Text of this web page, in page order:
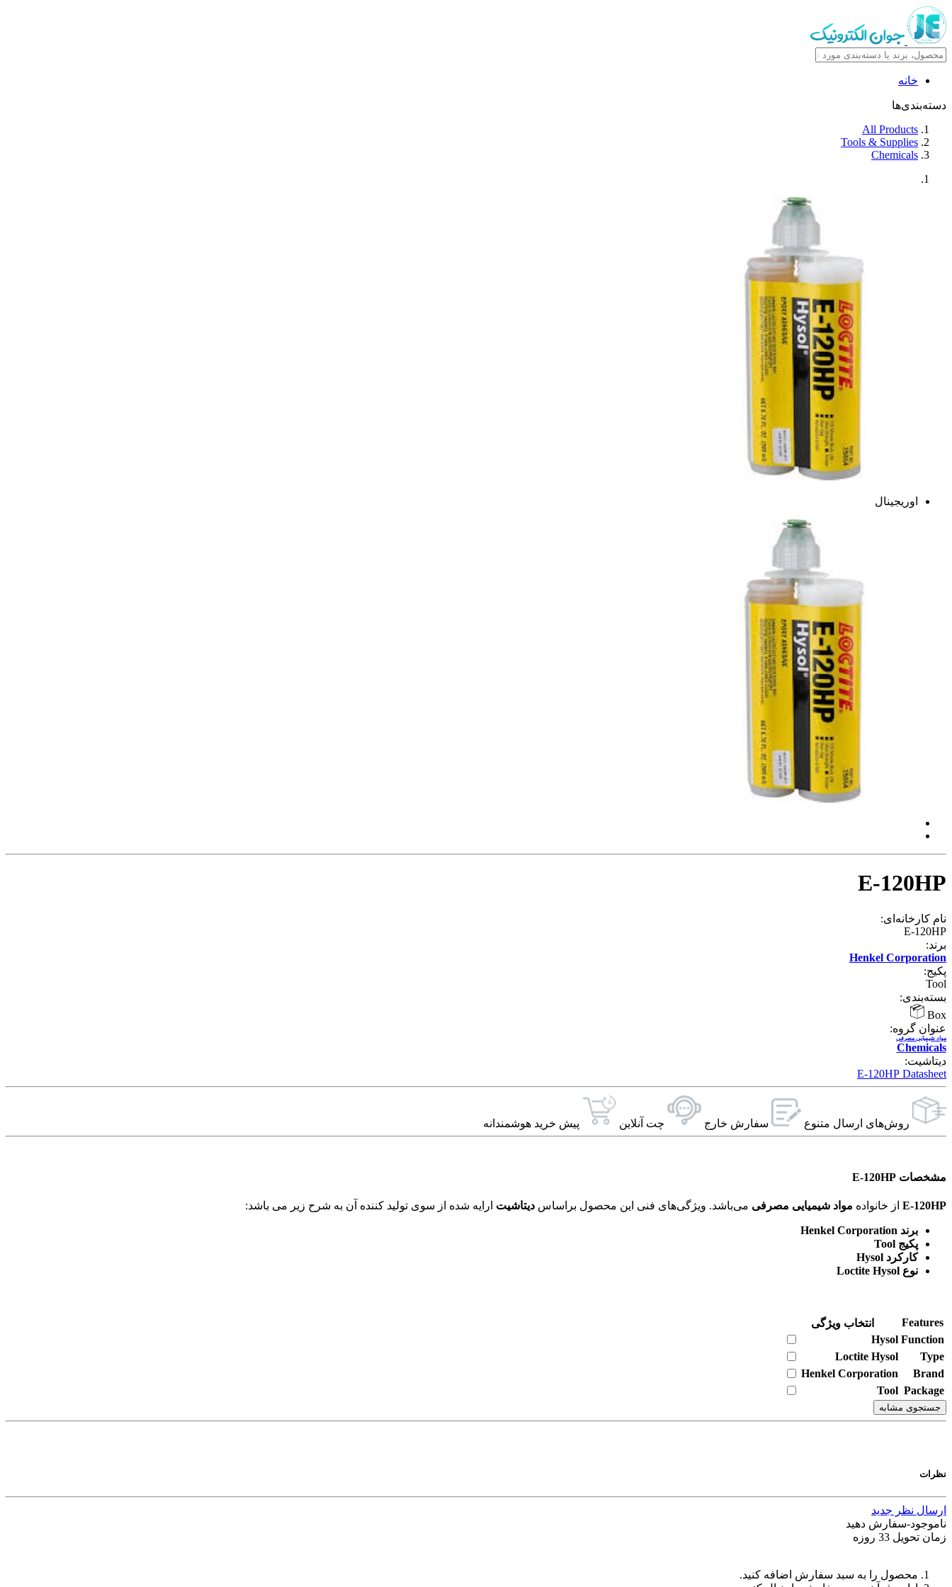
خانه
دسته‌بندی‌ها
All Products
Tools & Supplies
Chemicals
اوریجینال
E-120HP
نام کارخانه‌ای:
E-120HP
برند:
Henkel Corporation
پکیج:
Tool
بسته‌بندی:
Box
عنوان گروه:
Chemicals
مواد شیمیایی مصرفی
دیتاشیت:
E-120HP Datasheet
روش‌های ارسال‌ متنوع سفارش خارج چت آنلاین پیش خرید هوشمندانه
مشخصات E-120HP
E-120HP از خانواده مواد شیمیایی مصرفی دیتاشیت ارایه شده از سوی تولید کننده آن به شرح زیر می باشد:
برند Henkel Corporation
پکیج Tool
کارکرد Hysol
نوع Loctite Hysol
Features
انتخاب ویژگی
Function
Hysol
Type
Loctite Hysol
Brand
Henkel Corporation
Package
Tool
جستجوی مشابه
نظرات
ارسال نظر جدید
ناموجود-سفارش دهید
زمان تحویل 33 روزه
محصول را به سبد سفارش اضافه کنید.